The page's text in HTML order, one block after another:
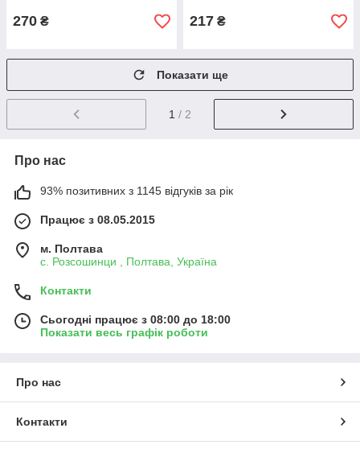
270 ₴ 217 ₴
Показати ще
1 / 2
Про нас
93% позитивних з 1145 відгуків за рік
Працює з 08.05.2015
м. Полтава
с. Розсошинци , Полтава, Україна
Контакти
Сьогодні працює з 08:00 до 18:00
Показати весь графік роботи
Про нас
Контакти